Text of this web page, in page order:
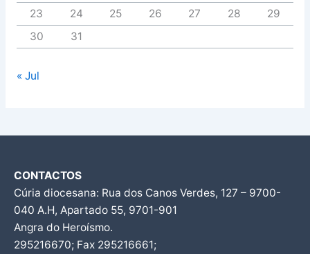
23
24 25 26 27 28
29
30
31
« Jul
CONTACTOS
Cúria diocesana: Rua dos Canos Verdes, 127 – 9700-
040 A.H, Apartado 55, 9701-901
Angra do Heroísmo.
295216670; Fax 295216661;